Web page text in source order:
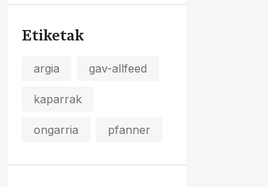
Etiketak
argia gav-allfeed
kaparrak
ongarria pfanner